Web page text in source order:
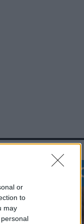
or
to
may